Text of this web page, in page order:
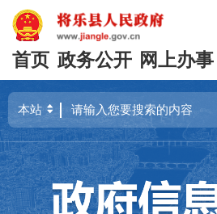
首页 政务公开 网上办事